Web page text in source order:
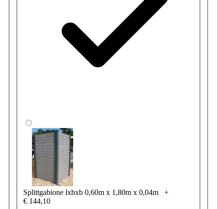
Splittgabione lxhxb 0,60m x 1,80m x 0,04m
+
€ 144,10